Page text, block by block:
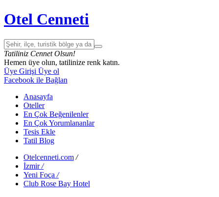
Otel Cenneti
Tatiliniz Cennet Olsun!
Hemen üye olun, tatilinize renk katın.
Üye Girişi Üye ol
Facebook ile Bağlan
Anasayfa
Oteller
En Çok Beğenilenler
En Çok Yorumlananlar
Tesis Ekle
Tatil Blog
Otelcenneti.com /
İzmir /
Yeni Foça /
Club Rose Bay Hotel